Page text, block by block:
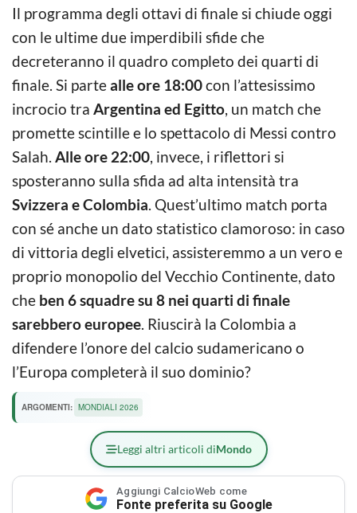
Il programma degli ottavi di finale si chiude oggi
con le ultime due imperdibili sfide che
decreteranno il quadro completo dei quarti di
finale. Si partealle ore 18:00con l’attesissimo
incrocio tra Argentina ed Egitto, un match che
promette scintille e lo spettacolo di Messi contro
Salah. Alle ore 22:00, invece, i riflettori si
sposteranno sulla sfida ad alta intensità tra
Svizzera e Colombia. Quest’ultimo match porta
con sé anche un dato statistico clamoroso: in caso
di vittoria degli elvetici, assisteremmo a un vero e
proprio monopolio del Vecchio Continente, dato
che ben 6 squadre su 8 nei quarti di finale
sarebbero europee. Riuscirà la Colombia a
difendere l’onore del calcio sudamericano o
l’Europa completerà il suo dominio?
ARGOMENTI: MONDIALI 2026
Leggi altri articoli diMondo
Aggiungi CalcioWeb come
Fonte preferita su Google